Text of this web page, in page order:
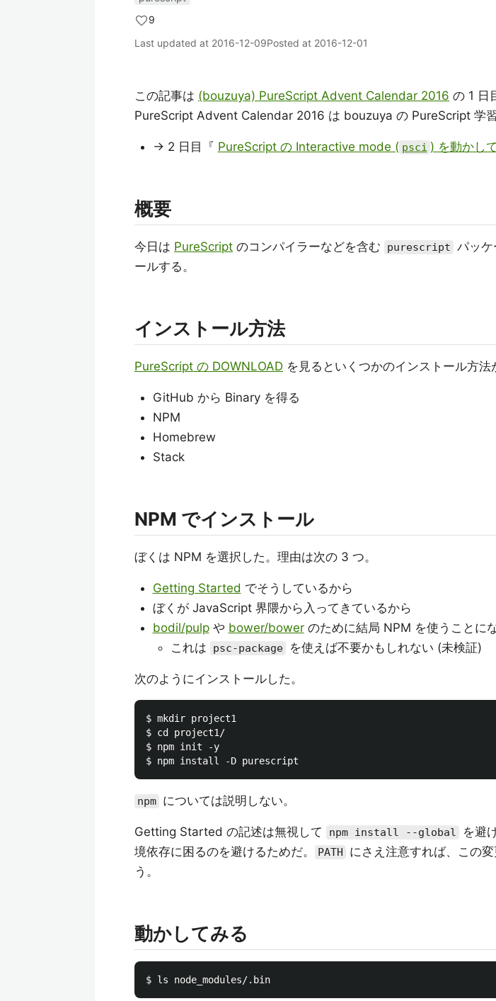
9
Last updated at 2016-12-09Posted at 2016-12-01
この記事は (bouzuya) PureScript Advent Calendar 2016 の 1 日
PureScript Advent Calendar 2016 は bouzuya の PureScript 学習
→ 2 日目『 PureScript の Interactive mode ( psci ) を動かし
概要
今日は PureScript のコンパイラーなどを含む purescript パッ
ールする。
インストール方法
PureScript の DOWNLOAD を見るといくつかのインストール方法
GitHub から Binary を得る
NPM
Homebrew
Stack
NPM でインストール
ぼくは NPM を選択した。理由は次の 3 つ。
Getting Started でそうしているから
ぼくが JavaScript 界隈から入ってきているから
bodil/pulpや bower/bowerのために結局 NPM を使うことに
これは
psc-package を使えば不要かもしれない (未検証)
次のようにインストールした。
$ mkdir project1
$ cd project1/
$ npm init -y
npm については説明しない。
Getting Started の記述は無視して npm install --global
を避
境依存に困るのを避けるためだ。
PATH
にさえ注意すれば、この
う。
動かしてみる